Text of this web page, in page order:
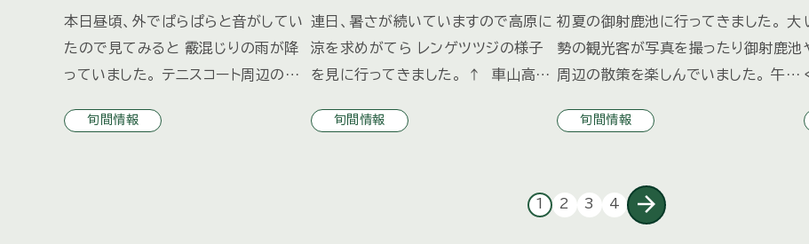
本日昼頃、外でぱらぱらと音がしてい
たので見てみると 霰混じりの雨が降
っていました。 テニスコート周辺のも
旬間情報
連日、暑さが続いていますので高原に
涼を求めがてら レンゲツツジの様子
を見に行ってきました。 ↑ 車山高原
気温が上がりそうですが、管理センタ
旬間情報
初夏の御射鹿池に行ってきました。 大
勢の観光客が写真を撮ったり御射鹿池
周辺の散策を楽しんでいました。 午前
した。
旬間情報
1 2 3 4 arrow_forward